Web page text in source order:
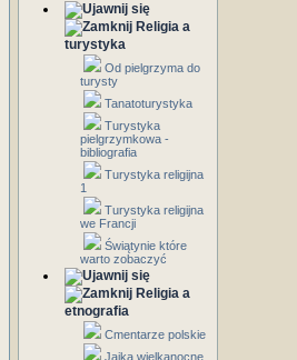
Religia a
turystyka
Od pielgrzyma do
turysty
Tanatoturystyka
Turystyka
pielgrzymkowa -
bibliografia
Turystyka religijna
1
Turystyka religijna
we Francji
Świątynie które
warto zobaczyć
Religia a
etnografia
Cmentarze polskie
Jajka wielkanocne